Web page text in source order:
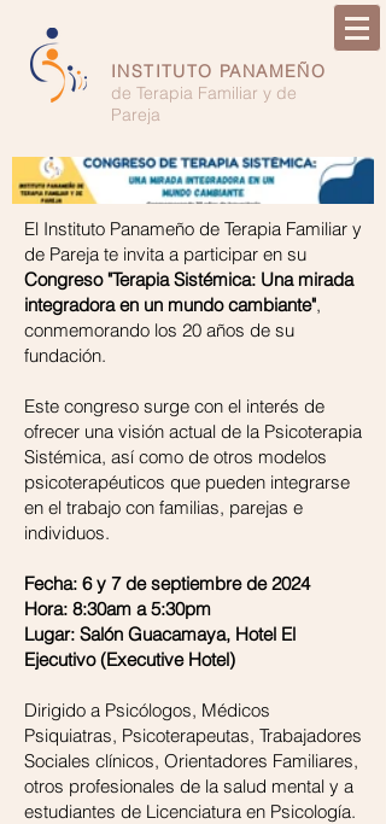
INSTITUTO PANAMEÑO
de Terapia Familiar y de
Pareja
El Instituto Panameño de Terapia Familiar y
de Pareja te invita a participar en su
Congreso "Terapia Sistémica: Una mirada
integradora en un mundo cambiante",
conmemorando los 20 años de su
fundación.
Este congreso surge con el interés de
ofrecer una visión actual de la Psicoterapia
Sistémica, así como de otros modelos
psicoterapéuticos que pueden integrarse
en el trabajo con familias, parejas e
individuos.
Fecha: 6 y 7 de septiembre de 2024
Hora: 8:30am a 5:30pm
Lugar: Salón Guacamaya, Hotel El
Ejecutivo (Executive Hotel)
Dirigido a Psicólogos, Médicos
Psiquiatras, Psicoterapeutas, Trabajadores
Sociales clínicos, Orientadores Familiares,
otros profesionales de la salud mental y a
estudiantes de Licenciatura en Psicología.